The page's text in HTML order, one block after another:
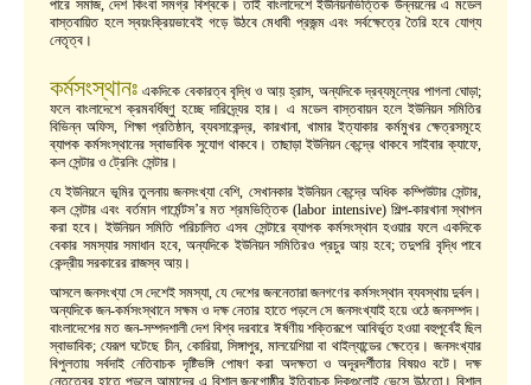
পারে সমাজ, দেশ কিংবা সমগ্র বিশ্বকে। তাই বাংলাদেশে ইউনিয়নভিত্তিক উন্নয়নের এ মডেল
বাস্তবায়িত হলে স্বয়ংক্রিয়ভাবেই গড়ে উঠবে মেধাবী প্রজন্ম এবং সর্বক্ষেত্রে তৈরি হবে যোগ্য
নেতৃত্ব।
কর্মসংস্থানঃ একদিকে বেকারত্ব বৃদ্ধি ও আয় হ্রাস, অন্যদিকে দ্রব্যমূল্যের পাগলা ঘোড়া;
ফলে বাংলাদেশে ক্রমবর্ধিষ্ণু হচ্ছে দারিদ্র্যের হার। এ মডেল বাস্তবায়ন হলে ইউনিয়ন সমিতির
বিভিন্ন অফিস, শিক্ষা প্রতিষ্ঠান, ব্যবসাকেন্দ্র, কারখানা, খামার ইত্যাকার কর্মমুখর ক্ষেত্রসমূহে
ব্যাপক কর্মসংস্থানের স্বাভাবিক সুযোগ থাকবে। তাছাড়া ইউনিয়ন কেন্দ্রে থাকবে সাইবার ক্যাফে,
কল সেন্টার ও ট্রেনিং সেন্টার।
যে ইউনিয়নে ভূমির তুলনায় জনসংখ্যা বেশি, সেখানকার ইউনিয়ন কেন্দ্রে অধিক কম্পিউটার সেন্টার,
কল সেন্টার এবং বর্তমান গার্মেন্টস’র মত শ্রমভিত্তিক (labor intensive) শিল্প-কারখানা স্থাপন
করা হবে। ইউনিয়ন সমিতি পরিচালিত এসব সেন্টারে ব্যাপক কর্মসংস্থান হওয়ার ফলে একদিকে
বেকার সমস্যার সমাধান হবে, অন্যদিকে ইউনিয়ন সমিতিরও প্রচুর আয় হবে; তদুপরি বৃদ্ধি পাবে
কেন্দ্রীয় সরকারের রাজস্ব আয়।
আসলে জনসংখ্যা সে দেশেই সমস্যা, যে দেশের জননেতারা জনগণের কর্মসংস্থান ব্যবস্থায় দুর্বল।
অন্যদিকে জন-কর্মসংস্থানে সক্ষম ও দক্ষ নেতার হাতে পড়লে সে জনসংখ্যাই হয়ে ওঠে জনসম্পদ।
বাংলাদেশের মত জন-সম্পদশালী দেশ বিশ্ব দরবারে ঈর্ষণীয় শক্তিরূপে আবির্ভূত হওয়া বহুপূর্বেই ছিল
স্বাভাবিক; যেরূপ ঘটেছে চীন, কোরিয়া, সিঙ্গাপুর, মালয়েশিয়া বা থাইল্যান্ডের ক্ষেত্রে। জনসংখ্যার
বিপুলতায় সর্বদাই নেতিবাচক দৃষ্টিভঙ্গি পোষণ করা অদক্ষতা ও অদূরদর্শীতার বিষয়ও বটে। দক্ষ
নেতৃত্বের হাতে পড়লে আমাদের এ বিশাল জনগোষ্ঠীর ইতিবাচক দিকগুলোই ভেসে উঠতো। বিশাল